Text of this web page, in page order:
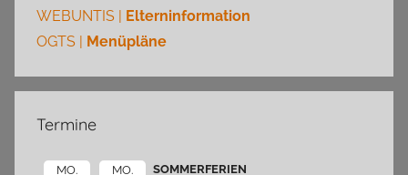
WEBUNTIS | Elterninformation
OGTS | Menüpläne
Termine
MO. MO. SOMMERFERIEN